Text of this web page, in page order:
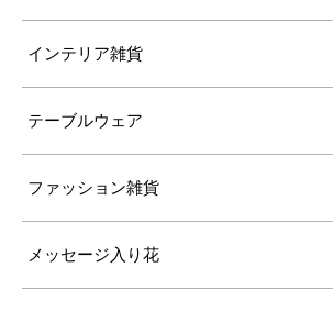
インテリア雑貨
テーブルウェア
ファッション雑貨
メッセージ入り花